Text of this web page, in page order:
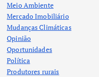
Meio Ambiente
Mercado Imobiliário
Mudanças Climáticas
Opinião
Oportunidades
Política
Produtores rurais